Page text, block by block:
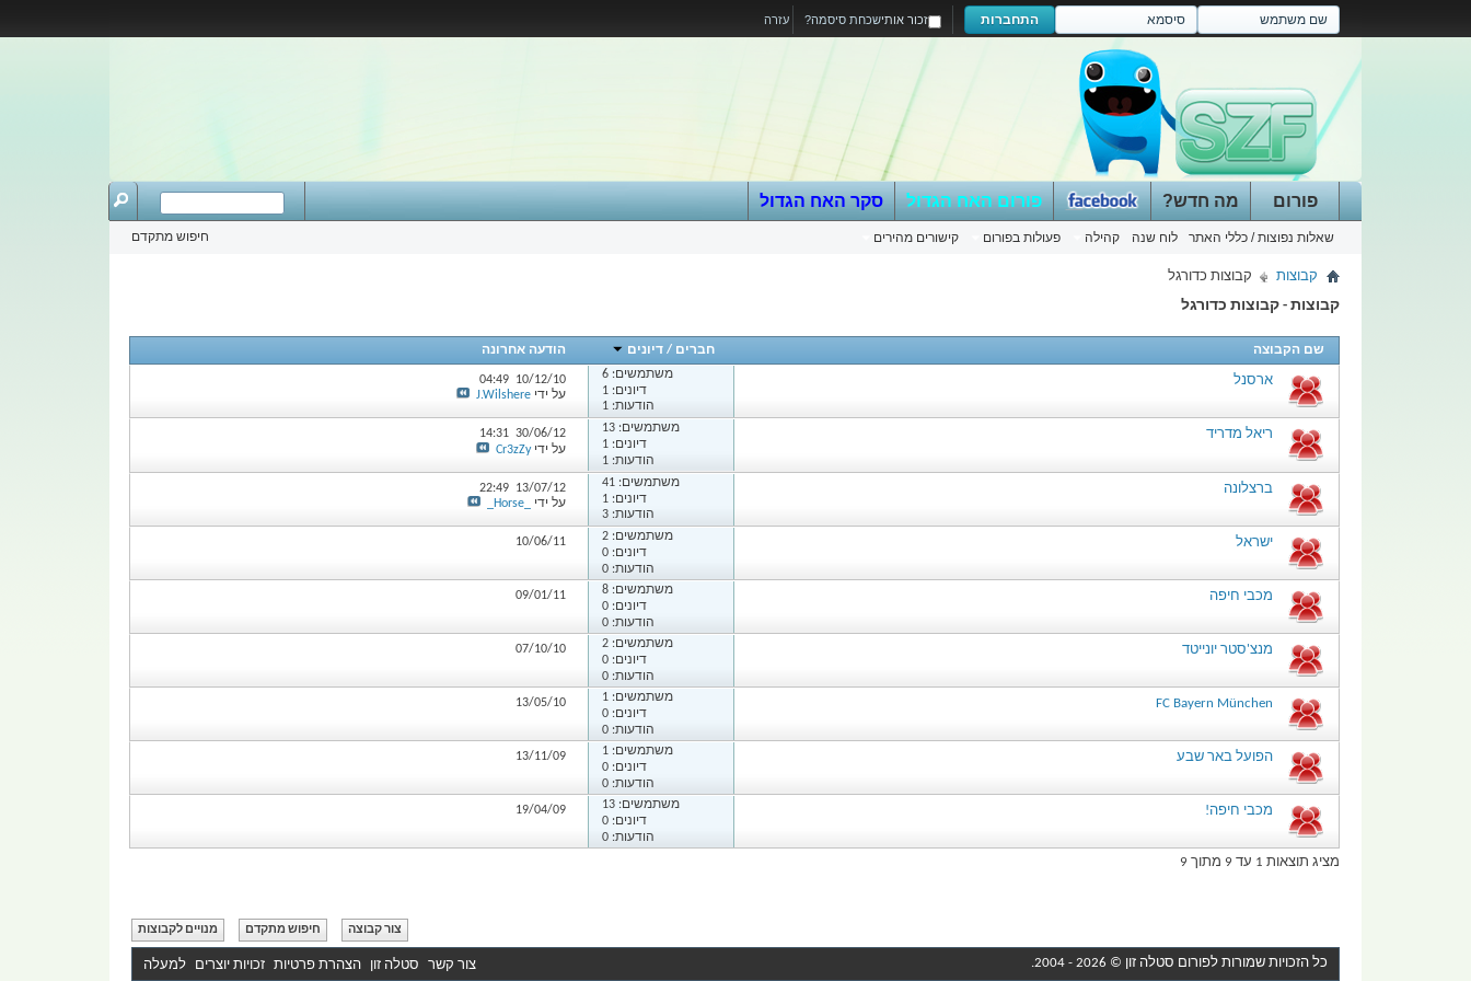
עזרה התחברות זכור אותישכחת סיסמה?
פורום
שאלות נפוצות / כללי האתר לוח שנה קהילה פעולות בפורום קישורים מהירים
מה חדש? פורום האח הגדול סקר האח הגדול
חיפוש מתקדם
קבוצות קבוצות כדורגל
קבוצות - קבוצות כדורגל
שם הקבוצה חברים/דיונים הודעה אחרונה
ארסנל משתמשים:6
דיונים: 1
הודעות: 1
10/12/10
04:49
על ידיJ.Wilshere
ריאל מדריד משתמשים:13
דיונים: 1
הודעות: 1
30/06/12
14:31
על ידיCr3zZy
ברצלונה משתמשים:41
דיונים: 1
הודעות: 3
13/07/12
22:49
על ידי
_Horse_
ישראל משתמשים:2
דיונים: 0
הודעות: 0
10/06/11
מכבי חיפה משתמשים:8
דיונים: 0
הודעות: 0
09/01/11
מנצ'סטר יונייטד משתמשים:2
דיונים: 0
הודעות: 0
07/10/10
FC Bayern München משתמשים:1
דיונים: 0
הודעות: 0
13/05/10
הפועל באר שבע משתמשים:1
דיונים: 0
הודעות: 0
13/11/09
מכבי חיפה! משתמשים:13
דיונים: 0
הודעות: 0
19/04/09
מציג תוצאות 1 עד 9 מתוך 9
צור קבוצה חיפוש מתקדם מנויים לקבוצות
כל הזכויות שמורות לפורום סטלה זון © 2026 - 2004. צור קשר סטלה זון הצהרת פרטיות זכויות יוצרים למעלה